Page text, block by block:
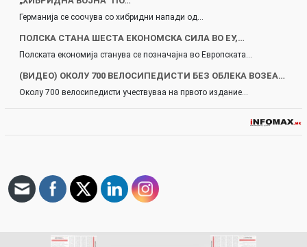
Германија се соочува со хибридни напади од…
ПОЛСКА СТАНА ШЕСТА ЕКОНОМСКА СИЛА ВО ЕУ,…
Полската економија станува се позначајна во Европската…
(ВИДЕО) ОКОЛУ 700 ВЕЛОСИПЕДИСТИ БЕЗ ОБЛЕКА ВОЗЕА…
Околу 700 велосипедисти учествуваа на првото издание…